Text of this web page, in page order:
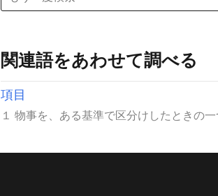
関連語をあわせて調べる
項目
１ 物事を、ある基準で区分けしたときの